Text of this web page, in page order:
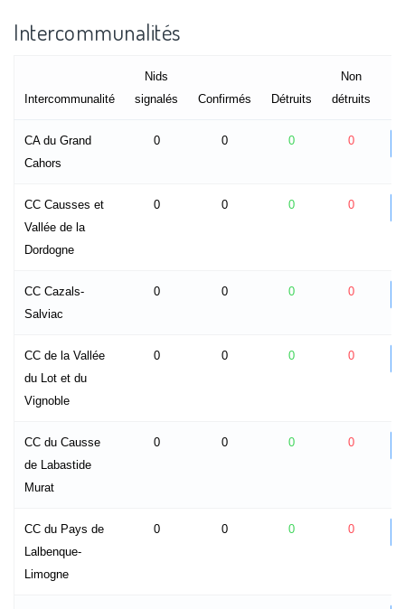
Intercommunalités
Intercommunalité
Nids
signalés
Confirmés Détruits
Non
détruits
CA du Grand
Cahors
0 0 0 0
CC Causses et
Vallée de la
Dordogne
0 0 0 0
CC Cazals-
Salviac
0 0 0 0
CC de la Vallée
du Lot et du
Vignoble
0 0 0 0
CC du Causse
de Labastide
Murat
0 0 0 0
CC du Pays de
Lalbenque-
Limogne
0 0 0 0